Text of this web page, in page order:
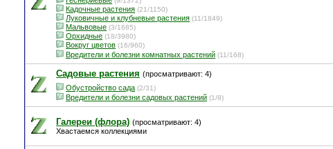
Кадочные растения (21/1150)
Луковичные и клубневые растения (11/1849)
Мальвовые (3/1685)
Орхидные (18/3980)
Вокруг цветов (16/960)
Вредители и болезни комнатных растений (11/168)
Садовые растения (просматривают: 4)
Обустройство сада (2/31)
Вредители и болезни садовых растений (1/8)
Галереи (флора) (просматривают: 4)
Хвастаемся коллекциями